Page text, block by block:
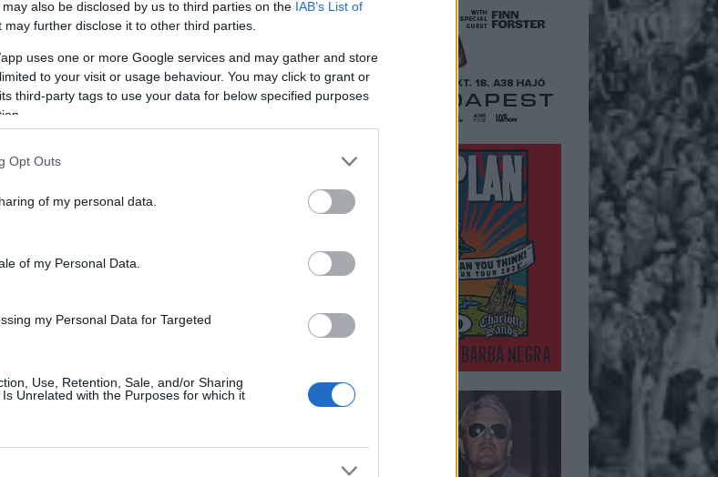
also be disclosed by us to third parties on the IAB’s List of
may further disclose it to other third parties.
uses one or more Google services and may gather and store
to your visit or usage behaviour. You may click to grant or
third-party tags to use your data for below specified purposes
Opt Outs
of my personal data.
of my Personal Data.
my Personal Data for Targeted
Use, Retention, Sale, and/or Sharing
Unrelated with the Purposes for which it
. Mentsétek el ezt az oldalt, aztán már
az ajánlatot a komákkal!
Kisnagyszínpad az Eszik A Dönert A
tűzkeresztségében. Itt
és amarra. Szerintünk menni fog í]y is!)